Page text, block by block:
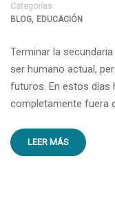
Categorías
BLOG, EDUCACIÓN
Terminar la
ser humano actual,
futuros. En estos días
completamente fuera
LEER MÁS